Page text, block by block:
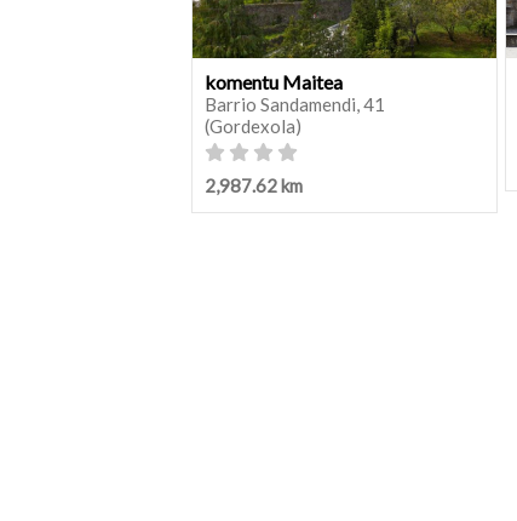
komentu Maitea
Barrio Sandamendi, 41
(Gordexola)
2,987.62 km